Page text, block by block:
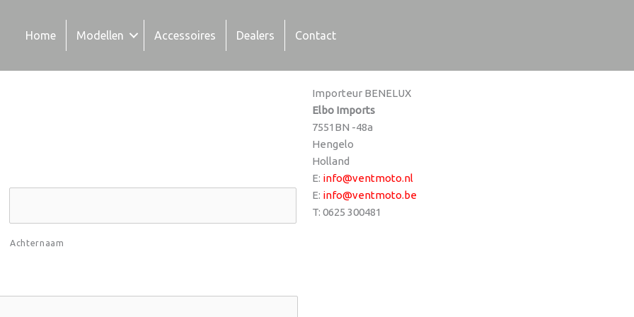
Home Modellen Accessoires Dealers Contact
Achternaam
Importeur BENELUX
Elbo Imports
7551BN -48a
Hengelo
Holland
E: info@ventmoto.nl
E: info@ventmoto.be
T: 0625 300481